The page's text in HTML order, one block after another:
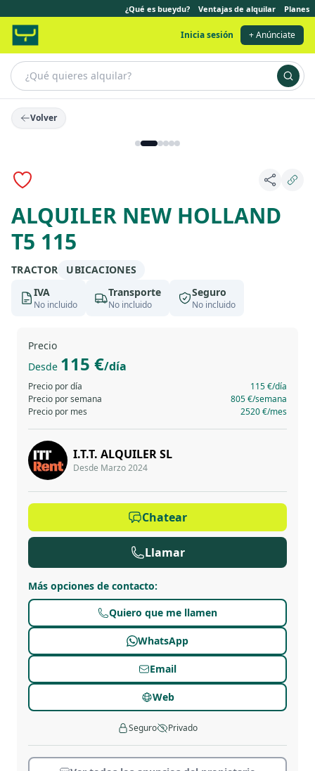
¿Qué es bueydu? Ventajas de alquilar Planes
Inicia sesión + Anúnciate
Volver
ALQUILER NEW HOLLAND
T5 115
TRACTOR
UBICACIONES
IVA
No incluido
Transporte
No incluido
Seguro
No incluido
Precio
Desde 115 €/día
Precio por día 115 €/día
Precio por semana
805 €/semana
Precio por mes
2520 €/mes
I.T.T. ALQUILER SL
Desde Marzo 2024
Chatear
Llamar
Más opciones de contacto:
Quiero que me llamen
WhatsApp
Email
Web
Seguro Privado